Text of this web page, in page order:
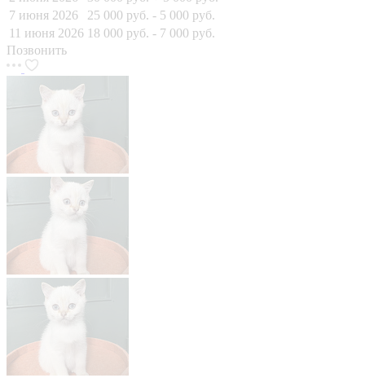
7 июня 2026
25 000 руб. - 5 000 руб.
11 июня 2026 18 000 руб. - 7 000 руб.
Позвонить